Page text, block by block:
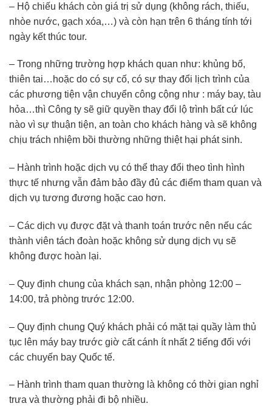
– Hộ chiếu khách còn giá trị sử dụng (không rách, thiếu,
nhòe nước, gạch xóa,…) và còn hạn trên 6 tháng tính tới
ngày kết thúc tour.
– Trong những trường hợp khách quan như: khủng bố,
thiên tai…hoặc do có sự cố, có sự thay đổi lịch trình của
các phương tiện vận chuyển công cộng như : máy bay, tàu
hỏa…thì Công ty sẽ giữ quyền thay đổi lộ trình bất cứ lúc
nào vì sự thuận tiện, an toàn cho khách hàng và sẽ không
chịu trách nhiệm bồi thường những thiệt hại phát sinh.
– Hành trình hoặc dịch vụ có thể thay đổi theo tình hình
thực tế nhưng vẫn đảm bảo đầy đủ các điểm tham quan và
dịch vụ tương đương hoặc cao hơn.
– Các dịch vụ được đặt và thanh toán trước nên nếu các
thành viên tách đoàn hoặc không sử dụng dịch vụ sẽ
không được hoàn lại.
– Quy định chung của khách sạn, nhận phòng 12:00 –
14:00, trả phòng trước 12:00.
– Quy định chung Quý khách phải có mặt tại quầy làm thủ
tục lên máy bay trước giờ cất cánh ít nhất 2 tiếng đối với
các chuyến bay Quốc tế.
– Hành trình tham quan thường là không có thời gian nghỉ
trưa và thường phải đi bộ nhiều.